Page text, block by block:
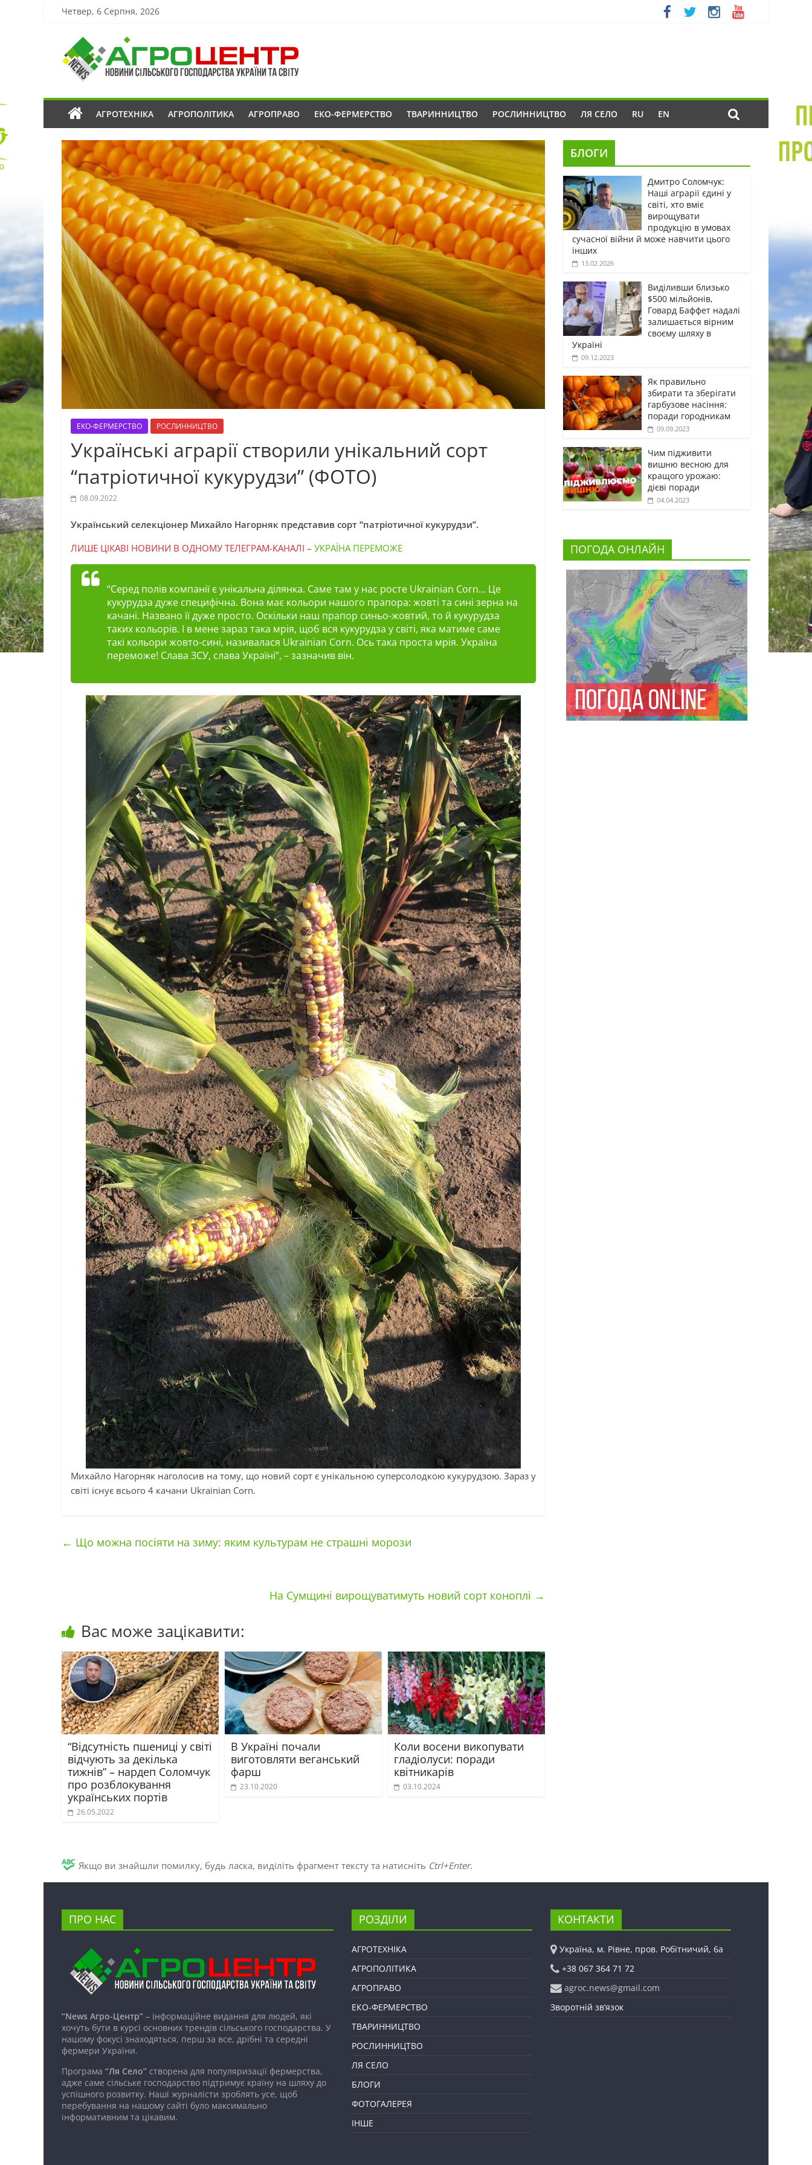
Четвер, 6 Серпня, 2026
АГРОТЕХНІКА АГРОПОЛІТИКА АГРОПРАВО ЕКО-ФЕРМЕРСТВО ТВАРИННИЦТВО РОСЛИННИЦТВО ЛЯ СЕЛО RU EN
ЕКО-ФЕРМЕРСТВО РОСЛИННИЦТВО
Українські аграрії створили унікальний сорт
“патріотичної кукурудзи” (ФОТО)
08.09.2022
Український селекціонер Михайло Нагорняк представив сорт “патріотичної кукурудзи”.
ЛИШЕ ЦІКАВІ НОВИНИ В ОДНОМУ ТЕЛЕГРАМ-КАНАЛІ – УКРАЇНА ПЕРЕМОЖЕ
“Серед полів компанії є унікальна ділянка. Саме там у нас росте Ukrainian Corn… Це
кукурудза дуже специфічна. Вона має кольори нашого прапора: жовті та сині зерна на
качані. Названо її дуже просто. Оскільки наш прапор синьо-жовтий, то й кукурудза
таких кольорів. І в мене зараз така мрія, щоб вся кукурудза у світі, яка матиме саме
такі кольори жовто-сині, називалася Ukrainian Corn. Ось така проста мрія. Україна
переможе! Слава ЗСУ, слава Україні”, – зазначив він.
Михайло Нагорняк наголосив на тому, що новий сорт є унікальною суперсолодкою кукурудзою. Зараз у
світі існує всього 4 качани Ukrainian Corn.
← Що можна посіяти на зиму: яким культурам не страшні морози
На Сумщині вирощуватимуть новий сорт коноплі →
Вас може зацікавити:
“Відсутність пшениці у світі
відчують за декілька
тижнів” – нардеп Соломчук
про розблокування
українських портів
26.05.2022
В Україні почали
виготовляти веганський
фарш
23.10.2020
Коли восени викопувати
гладіолуси: поради
квітникарів
03.10.2024
БЛОГИ
Дмитро Соломчук:
Наші аграрії єдині у
світі, хто вміє
вирощувати
продукцію в умовах
сучасної війни й може навчити цього
інших
13.02.2026
Виділивши близько
$500 мільйонів,
Говард Баффет надалі
залишається вірним
своєму шляху в
Україні
09.12.2023
Як правильно
збирати та зберігати
гарбузове насіння:
поради городникам
09.09.2023
Чим підживити
вишню весною для
кращого урожаю:
дієві поради
04.04.2023
ПОГОДА ОНЛАЙН
Якщо ви знайшли помилку, будь ласка, виділіть фрагмент тексту та натисніть Ctrl+Enter.
ПРО НАС
“News Агро-Центр” – інформаційне видання для людей, які
хочуть бути в курсі основних трендів сільського господарства. У
нашому фокусі знаходяться, перш за все, дрібні та середні
фермери України.
Програма “Ля Село” створена для популяризації фермерства,
адже саме сільське господарство підтримує країну на шляху до
успішного розвитку. Наші журналісти зроблять усе, щоб
перебування на нашому сайті було максимально
інформативним та цікавим.
РОЗДІЛИ
АГРОТЕХНІКА
АГРОПОЛІТИКА
АГРОПРАВО
ЕКО-ФЕРМЕРСТВО
ТВАРИННИЦТВО
РОСЛИННИЦТВО
ЛЯ СЕЛО
БЛОГИ
ФОТОГАЛЕРЕЯ
ІНШЕ
КОНТАКТИ
Україна, м. Рівне, пров. Робітничий, 6а
+38 067 364 71 72
agroc.news@gmail.com
Зворотній зв’язок